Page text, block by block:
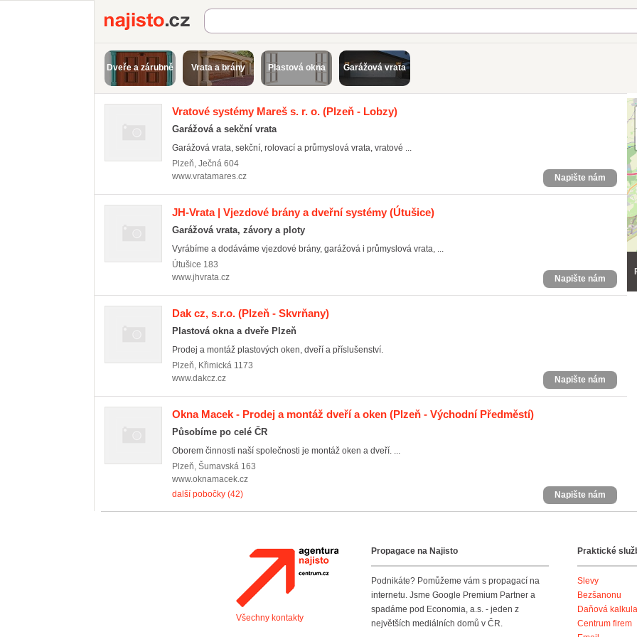
Najisto.cz
Dveře a zárubně Vrata a brány Plastová okna Garážová vrata
Vratové systémy Mareš s. r. o. (Plzeň - Lobzy)
Garážová a sekční vrata
Garážová vrata, sekční, rolovací a průmyslová vrata, vratové ...
Plzeň, Ječná 604
www.vratamares.cz
Napište nám
JH-Vrata | Vjezdové brány a dveřní systémy (Útušice)
Garážová vrata, závory a ploty
Vyrábíme a dodáváme vjezdové brány, garážová i průmyslová vrata, ...
Útušice 183
www.jhvrata.cz
Napište nám
Dak cz, s.r.o. (Plzeň - Skvrňany)
Plastová okna a dveře Plzeň
Prodej a montáž plastových oken, dveří a příslušenství.
Plzeň, Křimická 1173
www.dakcz.cz
Napište nám
Okna Macek - Prodej a montáž dveří a oken (Plzeň - Východní Předměstí)
Působíme po celé ČR
Oborem činnosti naší společnosti je montáž oken a dveří. ...
Plzeň, Šumavská 163
www.oknamacek.cz
další pobočky (42)
Napište nám
Agentura Najisto
Všechny kontakty
Propagace na Najisto
Podnikáte? Pomůžeme vám s propagací na
internetu. Jsme Google Premium Partner a
spadáme pod Economia, a.s. - jeden z
největších mediálních domů v ČR.
Praktické
Slevy
Bezšanonu
Daňová
Centrum firem